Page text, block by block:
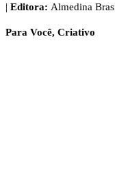
| Editora: Almedina
Para Você, Criativo